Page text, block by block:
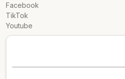
Facebook
TikTok
Youtube